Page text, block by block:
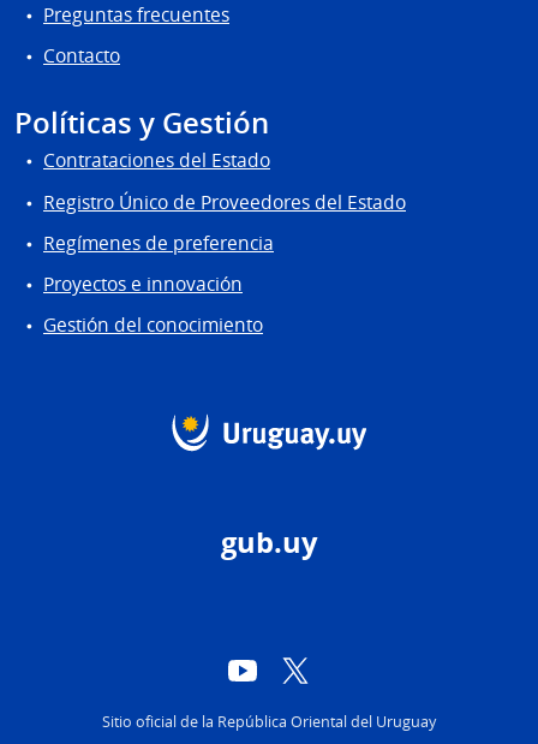
Preguntas frecuentes
Contacto
Políticas y Gestión
Contrataciones del Estado
Registro Único de Proveedores del Estado
Regímenes de preferencia
Proyectos e innovación
Gestión del conocimiento
gub.uy
YouTube
Sitio oficial de la República Oriental del Uruguay